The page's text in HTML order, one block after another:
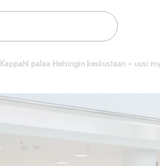
Kappahl palaa Helsingin keskustaan – uusi